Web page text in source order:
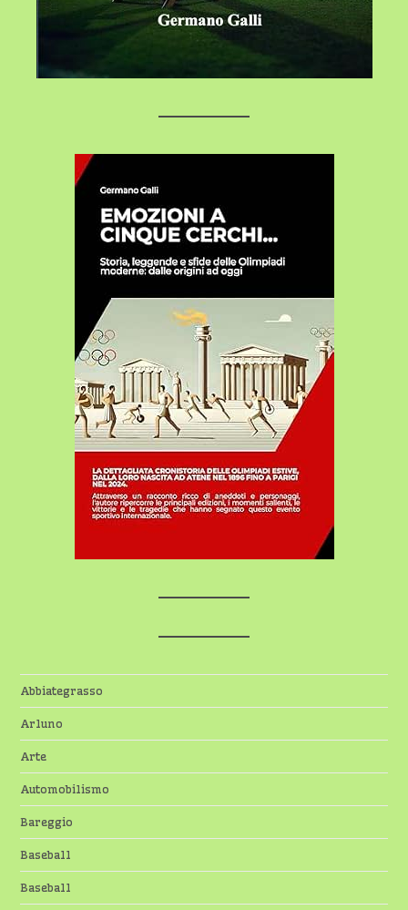
Abbiategrasso
Arluno
Arte
Automobilismo
Bareggio
Baseball
Baseball